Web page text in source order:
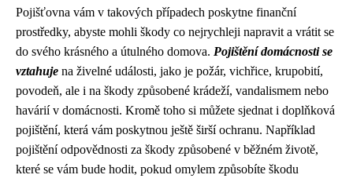
Pojišťovna vám v takových případech poskytne finanční
prostředky, abyste mohli škody co nejrychleji napravit a vrátit se
do svého krásného a útulného domova. Pojištění domácnosti se
vztahuje na živelné události, jako je požár, vichřice, krupobití,
povodeň, ale i na škody způsobené krádeží, vandalismem nebo
havárií v domácnosti. Kromě toho si můžete sjednat i doplňková
pojištění, která vám poskytnou ještě širší ochranu. Například
pojištění odpovědnosti za škody způsobené v běžném životě,
které se vám bude hodit, pokud omylem způsobíte škodu